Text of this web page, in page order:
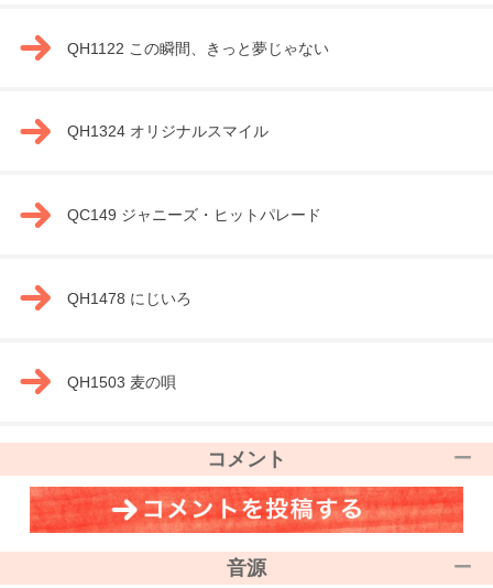
QH1122 この瞬間、きっと夢じゃない
QH1324 オリジナルスマイル
QC149 ジャニーズ・ヒットパレード
QH1478 にじいろ
QH1503 麦の唄
コメント
音源